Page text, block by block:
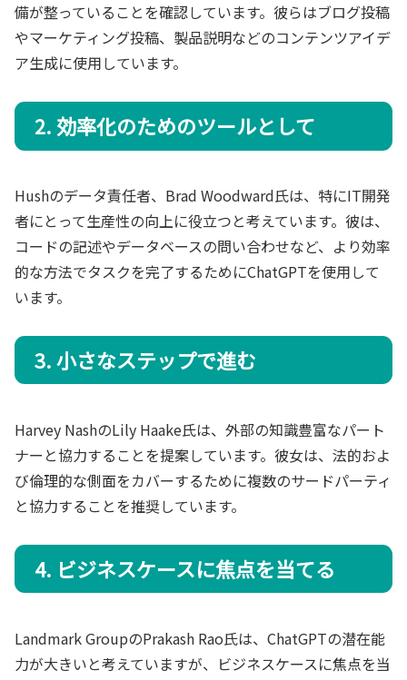
備が整っていることを確認しています。彼らはブログ投稿
やマーケティング投稿、製品説明などのコンテンツアイデ
ア生成に使用しています。
2. 効率化のためのツールとして
Hushのデータ責任者、Brad Woodward氏は、特にIT開発
者にとって生産性の向上に役立つと考えています。彼は、
コードの記述やデータベースの問い合わせなど、より効率
的な方法でタスクを完了するためにChatGPTを使用して
います。
3. 小さなステップで進む
Harvey NashのLily Haake氏は、外部の知識豊富なパート
ナーと協力することを提案しています。彼女は、法的およ
び倫理的な側面をカバーするために複数のサードパーティ
と協力することを推奨しています。
4. ビジネスケースに焦点を当てる
Landmark GroupのPrakash Rao氏は、ChatGPTの潜在能
力が大きいと考えていますが、ビジネスケースに焦点を当